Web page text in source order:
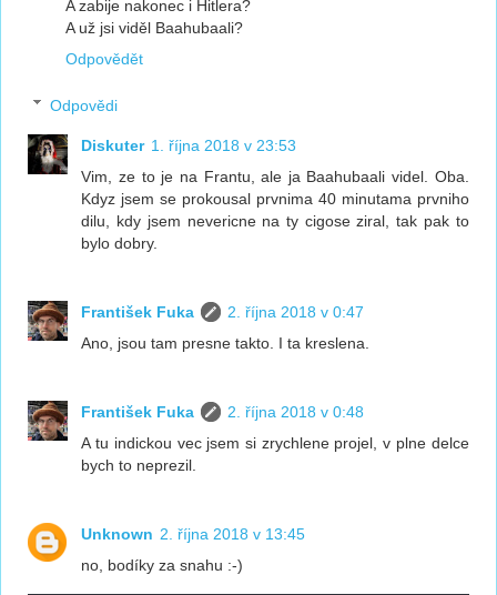
A zabije nakonec i Hitlera?
A už jsi viděl Baahubaali?
Odpovědět
Odpovědi
Diskuter 1. října 2018 v 23:53
Vim, ze to je na Frantu, ale ja Baahubaali videl. Oba.
Kdyz jsem se prokousal prvnima 40 minutama prvniho
dilu, kdy jsem nevericne na ty cigose ziral, tak pak to
bylo dobry.
František Fuka
2. října 2018 v 0:47
Ano, jsou tam presne takto. I ta kreslena.
František Fuka
2. října 2018 v 0:48
A tu indickou vec jsem si zrychlene projel, v plne delce
bych to neprezil.
Unknown 2. října 2018 v 13:45
no, bodíky za snahu :-)